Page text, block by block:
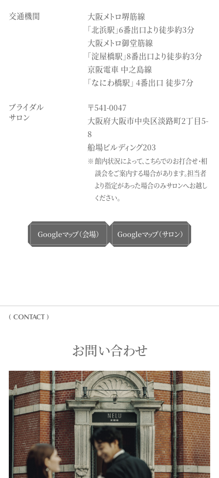
交通機関
大阪メトロ堺筋線
「北浜駅」6番出口より徒歩約3分
大阪メトロ御堂筋線
「淀屋橋駅」8番出口より徒歩約3分
京阪電車 中之島線
「なにわ橋駅」 4番出口 徒歩7分
ブライダル
サロン
〒541-0047
大阪府大阪市中央区淡路町2丁目5-
8
船場ビルディング203
館内状況によって、こちらでのお打合せ・相
談会をご案内する場合があります。担当者
より指定があった場合のみサロンへお越し
ください。
Googleマップ（会場） Googleマップ（サロン）
( CONTACT )
お問い合わせ